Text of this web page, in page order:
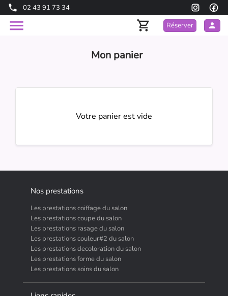
02 43 91 73 34
Réserver
Mon panier
Votre panier est vide
Nos prestations
Les prestations coiffage du salon
Les prestations coupe du salon
Les prestations rasage du salon
Les prestations couleur#2 du salon
Les prestations decoloration du salon
Les prestations forme du salon
Les prestations soins du salon